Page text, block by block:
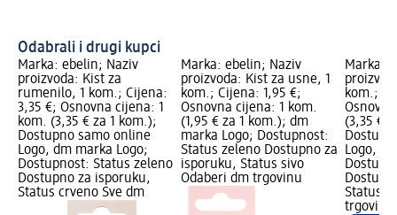
Odabrali i drugi kupci
Marka: ebelin; Naziv
proizvoda: Kist za
rumenilo, 1 kom.; Cijena:
3,35 €; Osnovna cijena: 1
kom. (3,35 € za 1 kom.);
Dostupno samo online
Logo, dm marka Logo;
Dostupnost: Status zeleno
Dostupno za isporuku,
Status crveno Sve dm
Marka: ebelin; Naziv
proizvoda: Kist za usne, 1
kom.; Cijena: 1,95 €;
Osnovna cijena: 1 kom.
(1,95 € za 1 kom.); dm
marka Logo; Dostupnost:
Status zeleno Dostupno za
isporuku, Status sivo
Odaberi dm trgovinu
Marka:
kom.;
(3,35 €
Logo,
Status
trgovine